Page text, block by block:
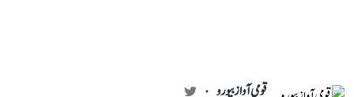
قومی آواز بیورو